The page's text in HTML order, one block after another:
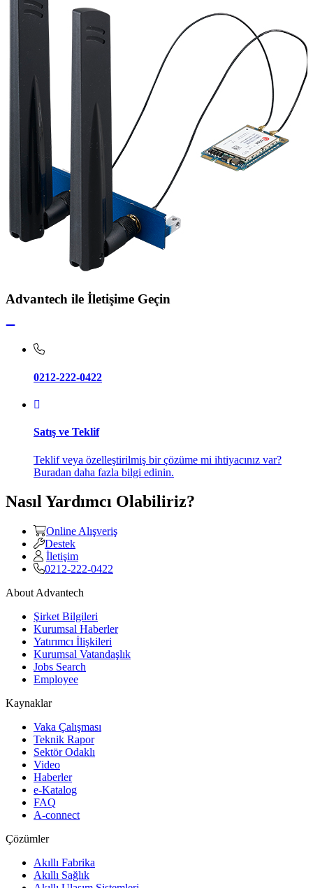
Advantech ile İletişime Geçin
0212-222-0422
Satış ve Teklif
Teklif veya özelleştirilmiş bir çözüme mi ihtiyacınız var?
Buradan daha fazla bilgi edinin.
Nasıl Yardımcı Olabiliriz?
Online Alışveriş
Destek
İletişim
0212-222-0422
About Advantech
Şirket Bilgileri
Kurumsal Haberler
Yatırımcı İlişkileri
Kurumsal Vatandaşlık
Jobs Search
Employee
Kaynaklar
Vaka Çalışması
Teknik Rapor
Sektör Odaklı
Video
Haberler
e-Katalog
FAQ
A-connect
Çözümler
Akıllı Fabrika
Akıllı Sağlık